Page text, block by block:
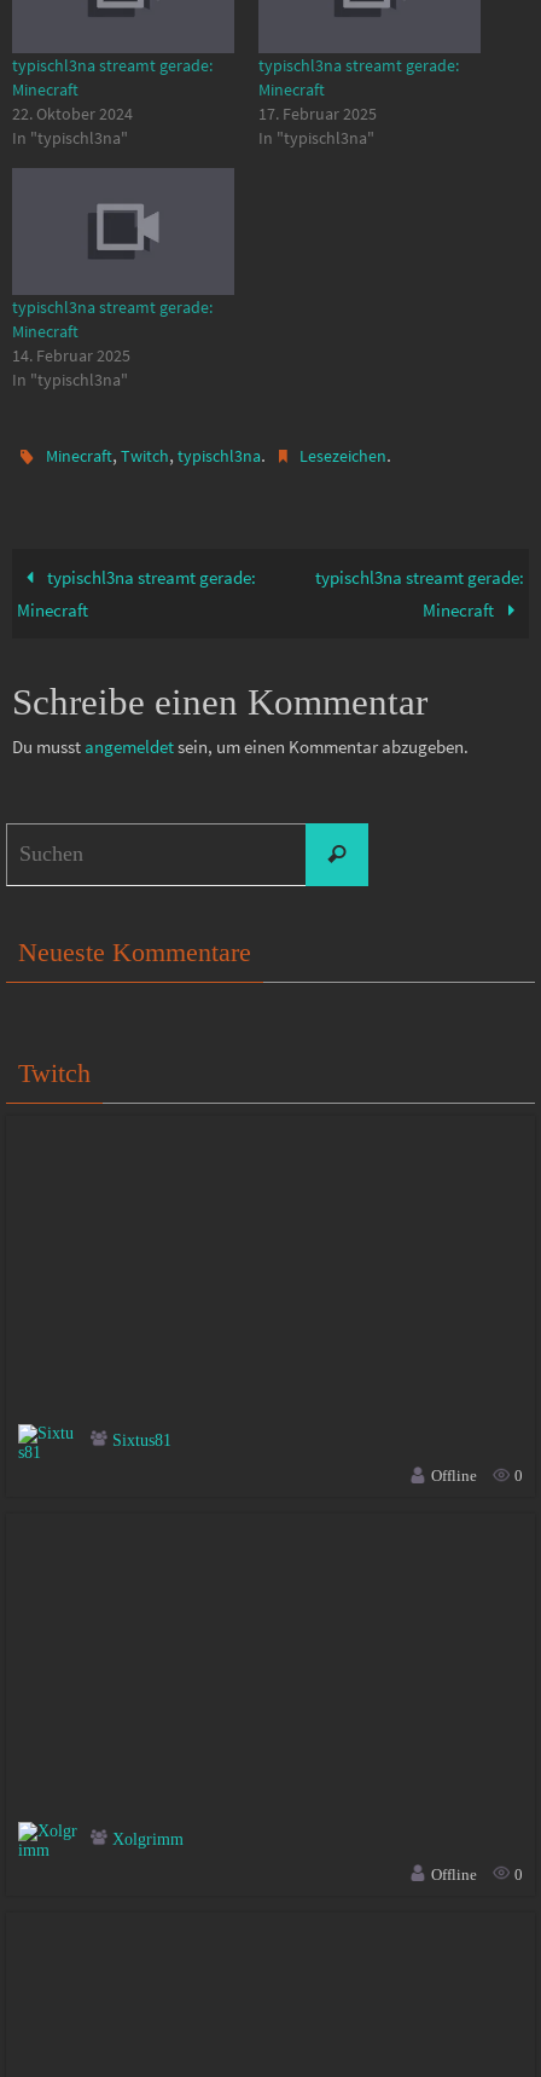
typischl3na streamt gerade:
Minecraft
22. Oktober 2024
In "typischl3na"
typischl3na streamt gerade:
Minecraft
17. Februar 2025
In "typischl3na"
typischl3na streamt gerade:
Minecraft
14. Februar 2025
In "typischl3na"
Minecraft,Twitch,typischl3na. Lesezeichen.
typischl3na streamt gerade:
Minecraft
typischl3na streamt gerade:
Minecraft
Schreibe einen Kommentar
Du musst angemeldetsein, um einen Kommentar abzugeben.
Suchen
Neueste Kommentare
Twitch
Sixtus81
Offline
0
Xolgrimm
Offline
0